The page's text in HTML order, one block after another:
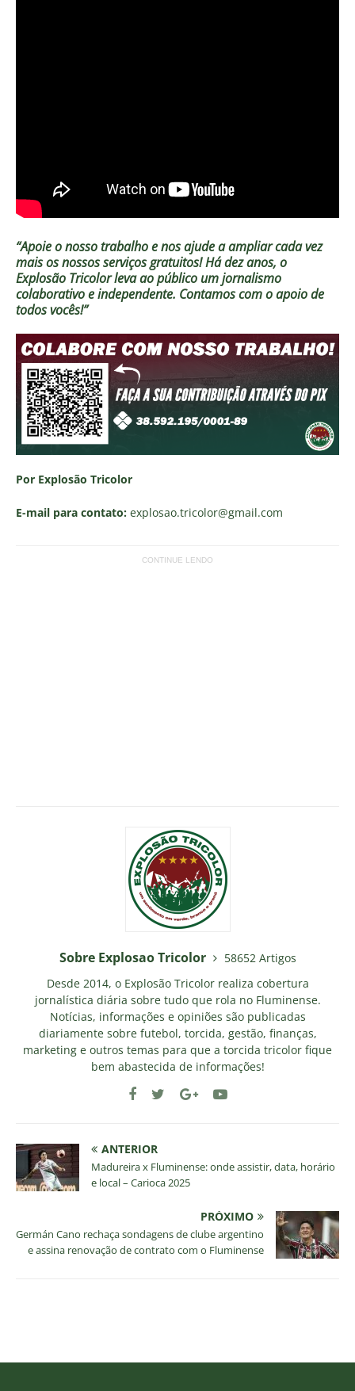
“Apoie o nosso trabalho e nos ajude a ampliar cada vez
mais os nossos serviços gratuitos!Há dez anos, o
Explosão Tricolor leva ao público um jornalismo
colaborativo e independente. Contamos com o apoio de
todos vocês!”
Por Explosão Tricolor
E-mail para contato: explosao.tricolor@gmail.com
CONTINUE LENDO
Sobre Explosao Tricolor
58652 Artigos
Desde 2014, o Explosão Tricolor realiza cobertura
jornalística diária sobre tudo que rola no Fluminense.
Notícias, informações e opiniões são publicadas
diariamente sobre futebol, torcida, gestão, finanças,
marketing e outros temas para que a torcida tricolor fique
bem abastecida de informações!
ANTERIOR
Madureira x Fluminense: onde assistir, data, horário
e local – Carioca 2025
PRÓXIMO
Germán Cano rechaça sondagens de clube argentino
e assina renovação de contrato com o Fluminense